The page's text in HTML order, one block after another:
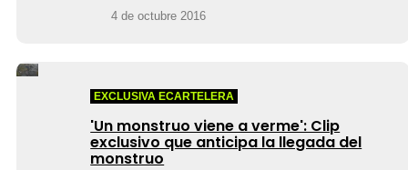
4 de octubre 2016
EXCLUSIVA ECARTELERA
'Un monstruo viene a verme': Clip
exclusivo que anticipa la llegada del
monstruo